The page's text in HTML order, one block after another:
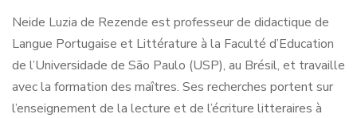
Neide Luzia de Rezende est professeur de didactique de
Langue Portugaise et Littérature à la Faculté d’Education
de l’Universidade de São Paulo (USP), au Brésil, et travaille
avec la formation des maîtres. Ses recherches portent sur
l’enseignement de la lecture et de l’écriture litteraires à